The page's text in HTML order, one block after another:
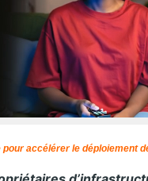
accélérer le déploiement